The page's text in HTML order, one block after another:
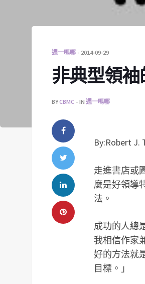
週一嗎哪 2014-09-29
非典型領
BYCBMC IN 週一嗎哪
By:Robert J.
走進書店或
麼是好領導
法。
成功的人總
我相信作家
好的方法就
目標。」